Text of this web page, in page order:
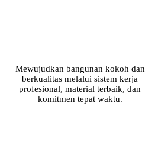
Mewujudkan bangunan kokoh dan
berkualitas melalui sistem kerja
profesional, material terbaik, dan
komitmen tepat waktu.